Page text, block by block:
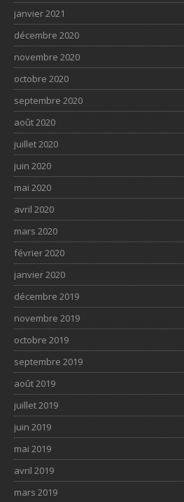
janvier 2021
décembre 2020
novembre 2020
octobre 2020
septembre 2020
août 2020
juillet 2020
juin 2020
mai 2020
avril 2020
mars 2020
février 2020
janvier 2020
décembre 2019
novembre 2019
octobre 2019
septembre 2019
août 2019
juillet 2019
juin 2019
mai 2019
avril 2019
mars 2019